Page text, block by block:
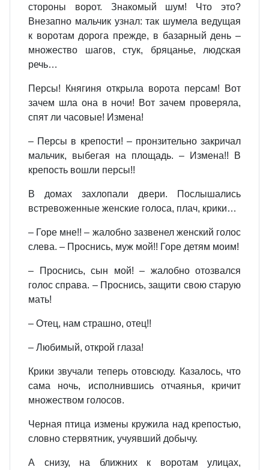
стороны ворот. Знакомый шум! Что это?
Внезапно мальчик узнал: так шумела ведущая
к воротам дорога прежде, в базарный день –
множество шагов, стук, бряцанье, людская
речь…
Персы! Княгиня открыла ворота персам! Вот
зачем шла она в ночи! Вот зачем проверяла,
спят ли часовые! Измена!
– Персы в крепости! – пронзительно закричал
мальчик, выбегая на площадь. – Измена!! В
крепость вошли персы!!
В домах захлопали двери. Послышались
встревоженные женские голоса, плач, крики…
– Горе мне!! – жалобно зазвенел женский голос
слева. – Проснись, муж мой!! Горе детям моим!
– Проснись, сын мой! – жалобно отозвался
голос справа. – Проснись, защити свою старую
мать!
– Отец, нам страшно, отец!!
– Любимый, открой глаза!
Крики звучали теперь отовсюду. Казалось, что
сама ночь, исполнившись отчаянья, кричит
множеством голосов.
Черная птица измены кружила над крепостью,
словно стервятник, учуявший добычу.
А снизу, на ближних к воротам улицах,